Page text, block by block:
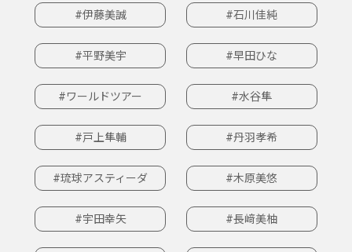
#伊藤美誠 #石川佳純
#平野美宇 #早田ひな
#ワールドツアー #水谷隼
#戸上隼輔 #丹羽孝希
#琉球アスティーダ #木原美悠
#宇田幸矢 #長﨑美柚